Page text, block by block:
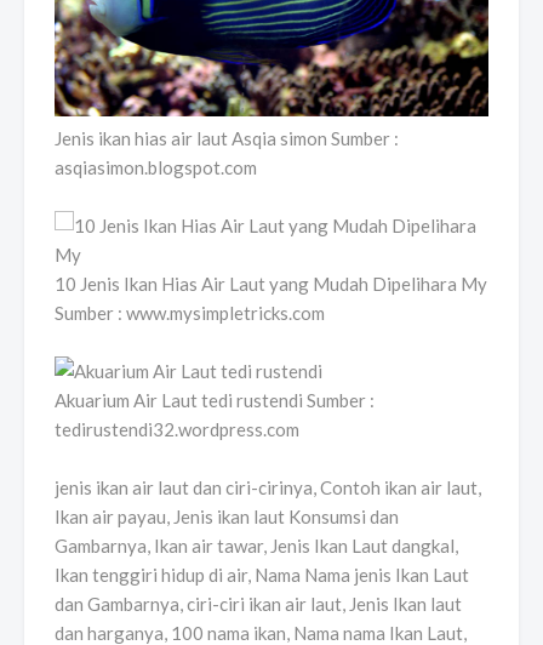
Jenis ikan hias air laut Asqia simon Sumber :
asqiasimon.blogspot.com
10 Jenis Ikan Hias Air Laut yang Mudah Dipelihara My
Sumber : www.mysimpletricks.com
Akuarium Air Laut tedi rustendi Sumber :
tedirustendi32.wordpress.com
jenis ikan air laut dan ciri-cirinya, Contoh ikan air laut,
Ikan air payau, Jenis ikan laut Konsumsi dan
Gambarnya, Ikan air tawar, Jenis Ikan Laut dangkal,
Ikan tenggiri hidup di air, Nama Nama jenis Ikan Laut
dan Gambarnya, ciri-ciri ikan air laut, Jenis Ikan laut
dan harganya, 100 nama ikan, Nama nama Ikan Laut,